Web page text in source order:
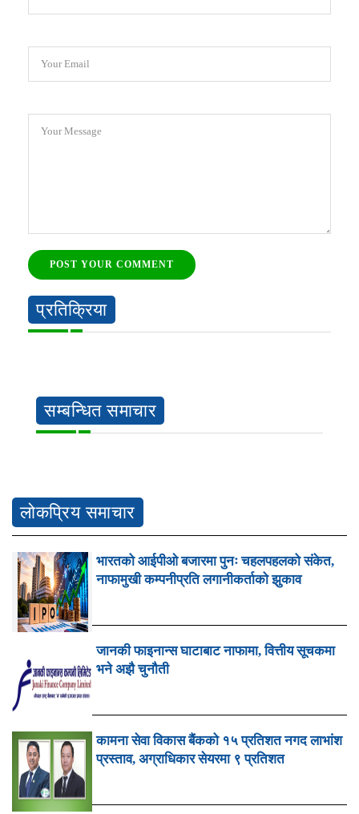
Your Email
Your Message
POST YOUR COMMENT
प्रतिक्रिया
सम्बन्धित समाचार
लोकप्रिय समाचार
भारतको आईपीओ बजारमा पुनः चहलपहलको संकेत,
नाफामुखी कम्पनीप्रति लगानीकर्ताको झुकाव
जानकी फाइनान्स घाटाबाट नाफामा, वित्तीय सूचकमा
भने अझै चुनौती
कामना सेवा विकास बैंकको १५ प्रतिशत नगद लाभांश
प्रस्ताव, अग्राधिकार सेयरमा ९ प्रतिशत